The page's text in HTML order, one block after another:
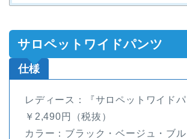
サロペットワイドパンツ
仕様
レディース：『サロペットワイドパ
￥2,490円（税抜）
カラー：ブラック・ベージュ・ブル